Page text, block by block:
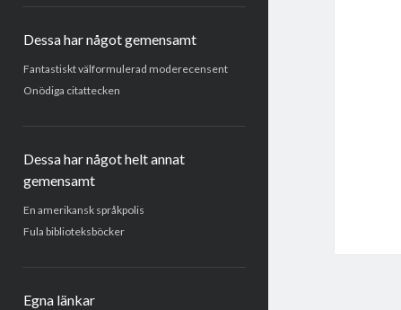
Dessa har något gemensamt
Fantastiskt välformulerad moderecensent
Onödiga citattecken
Dessa har något helt annat
gemensamt
En amerikansk språkpolis
Fula biblioteksböcker
Egna länkar